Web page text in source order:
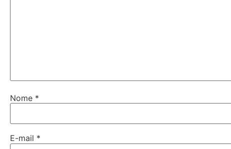
Nome *
E-mail *